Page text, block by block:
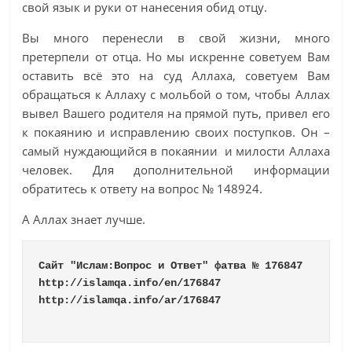
свой язык и руки от нанесения обид отцу.
Вы много перенесли в свой жизни, много
претерпели от отца. Но мы искренне советуем Вам
оставить всё это на суд Аллаха, советуем Вам
обращаться к Аллаху с мольбой о том, чтобы Аллах
вывел Вашего родителя на прямой путь, привел его
к покаянию и исправлению своих поступков. Он –
самый нуждающийся в покаянии и милости Аллаха
человек. Для дополнительной информации
обратитесь к ответу на вопрос № 148924.
А Аллах знает лучше.
Сайт "Ислам:Вопрос и Ответ" фатва № 176847
http://islamqa.info/en/176847
http://islamqa.info/ar/176847